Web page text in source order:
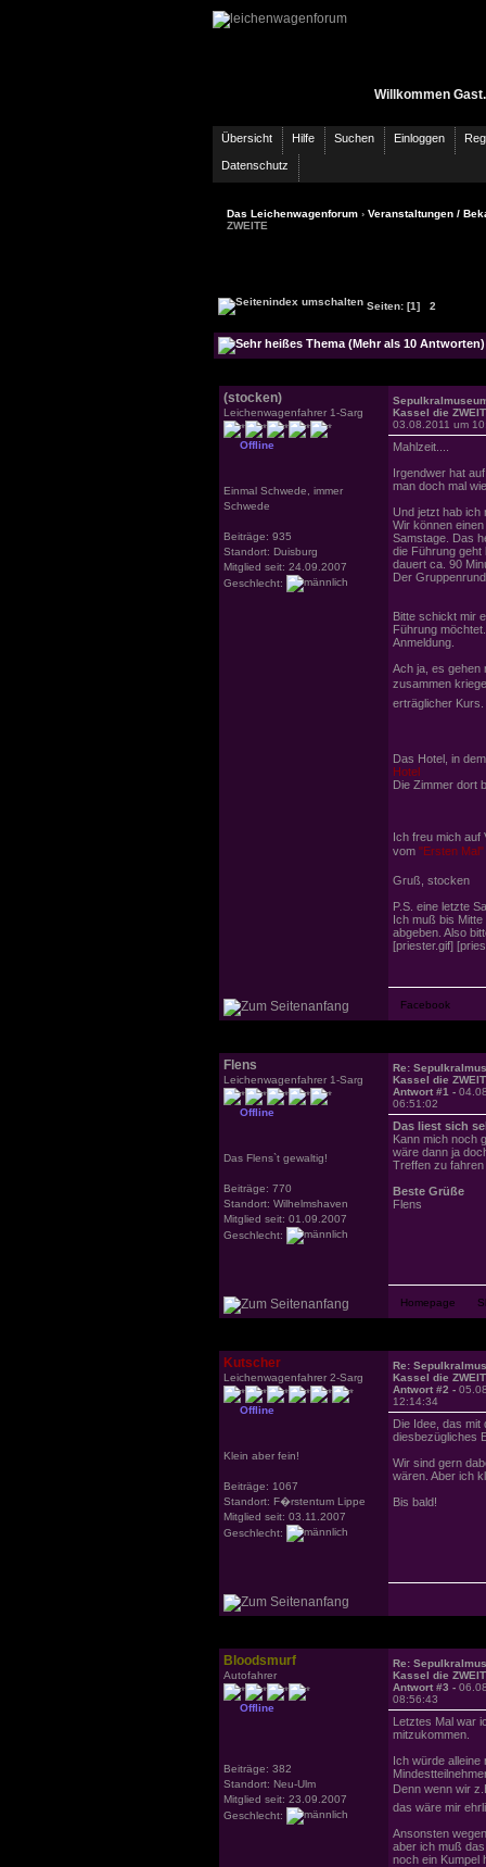
Willkommen
Übersicht Hilfe Suchen Einloggen
Datenschutz
Das Leichenwagenforum › Veranstaltungen /
ZWEITE
Seiten: [1] 2
(stocken)
Leichenwagenfahrer 1-Sarg
Offline
Einmal Schwede, immer
Schwede
Beiträge: 935
Standort: Duisburg
Mitglied seit: 24.09.2007
Geschlecht:
Kassel die
03.08.2011 um
Mahlzeit....
Irgendwer hat
man doch mal
Und jetzt hab ich
Wir können
Samstage. Das
die Führung geht
dauert ca. 90
Der
Bitte schickt mir
Führung
Anmeldung.
Ach ja, es gehen
zusammen
erträglicher
Das Hotel, in
Hotel
Die Zimmer dort
Ich freu mich auf
vom "Ersten Mal"
Gruß, stocken
P.S. eine letzte
Ich muß bis
abgeben. Also
[priester.gif]
Flens
Leichenwagenfahrer 1-Sarg
Offline
Das Flens`t gewaltig!
Beiträge: 770
Standort: Wilhelmshaven
Mitglied seit: 01.09.2007
Geschlecht:
Re:
Kassel die
Antwort #1 -
06:51:02
Das liest sich
Kann mich noch
wäre dann ja
Treffen zu
Beste Grüße
Flens
Kutscher
Leichenwagenfahrer 2-Sarg
Offline
Klein aber fein!
Beiträge: 1067
Standort: F�rstentum Lippe
Mitglied seit: 03.11.2007
Geschlecht:
Re:
Kassel die
Antwort #2 -
12:14:34
Die Idee, das mit
diesbezügliches
Wir sind gern
wären. Aber ich
Bis bald!
Bloodsmurf
Autofahrer
Offline
Beiträge: 382
Standort: Neu-Ulm
Mitglied seit: 23.09.2007
Geschlecht:
Re:
Kassel die
Antwort #3 -
08:56:43
Letztes Mal war
mitzukommen.
Ich würde alleine
Denn wenn wir
das wäre mir
Ansonsten
aber ich muß
noch ein Kumpel